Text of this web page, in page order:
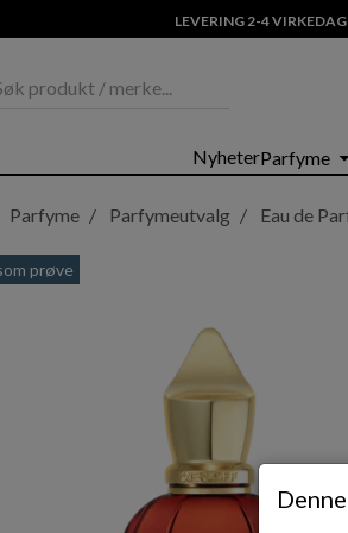
LEVERING 2-4
produkt / merke...
NyheterParfymearrow_drop_down
Parfyme Parfymeutvalg Eau de
prøve